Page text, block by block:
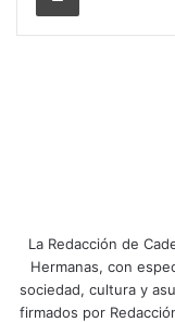
La Redacción de
Hermanas, con
sociedad, cultura y
firmados por